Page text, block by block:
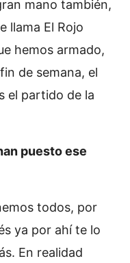
mano también,
llama El Rojo
hemos armado,
de semana, el
el partido de la
puesto ese
todos, por
ya por ahí te lo
En realidad